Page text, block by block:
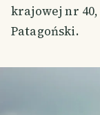
krajowej nr 40,
Patagoński.